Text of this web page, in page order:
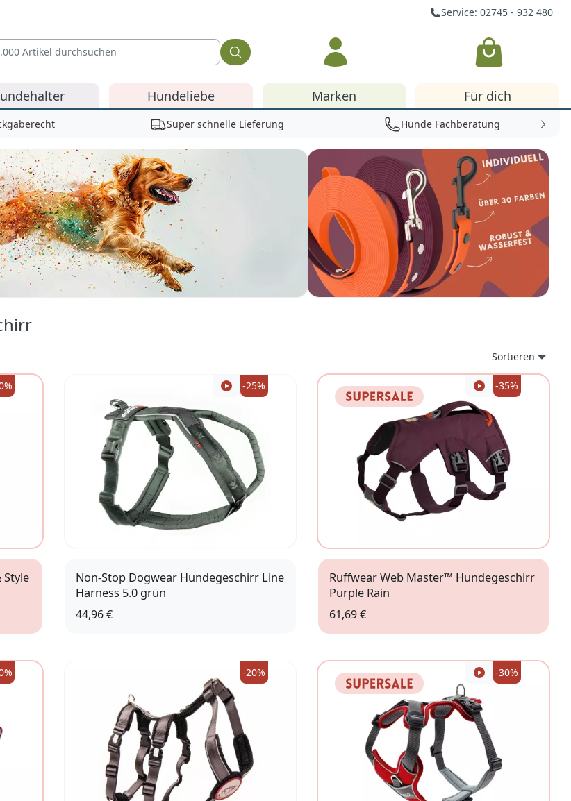
Service: 02745 - 932 480
Warenkorb
Hundeliebe Marken Für dich
Super schnelle Lieferung Hunde Fachberatung
Sortieren
-25%
Non-Stop Dogwear Hundegeschirr Line
Harness 5.0 grün
44,96 €
-35%
XXS
Ruffwear Web Master™ Hundegeschirr
Purple Rain
61,69 €
-20% -30%